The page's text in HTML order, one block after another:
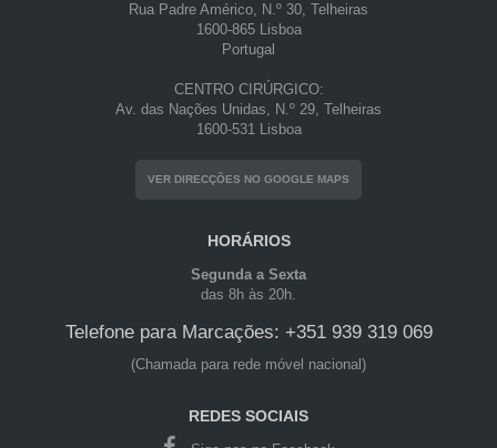
Rua Padre Américo, N.º 30, Telheiras
1600-865 Lisboa
Portugal
CENTRO CIRÚRGICO:
Av. das Nações Unidas, N.º 29, Telheiras
1600-531 Lisboa
VER DIRECÇÕES NO GOOGLE MAPS
HORÁRIOS
Segunda a Sexta
das 8h às 20h.
Telefone para Marcações: +351 939 319 069
(Chamada para rede móvel nacional)
REDES SOCIAIS